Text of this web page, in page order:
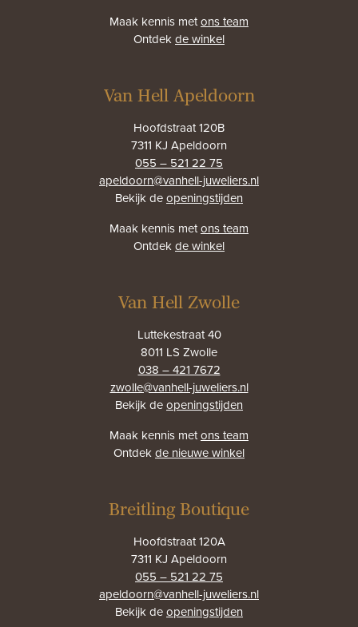
Maak kennis metons team
Ontdekde winkel
Van Hell Apeldoorn
Hoofdstraat 120B
7311 KJ Apeldoorn
055 – 521 22 75
apeldoorn@vanhell-juweliers.nl
Bekijk deopeningstijden
Maak kennis metons team
Ontdekde winkel
Van Hell Zwolle
Luttekestraat 40
8011 LS Zwolle
038 – 421 7672
zwolle@vanhell-juweliers.nl
Bekijk deopeningstijden
Maak kennis metons team
Ontdekde nieuwe winkel
Breitling Boutique
Hoofdstraat 120A
7311 KJ Apeldoorn
055 – 521 22 75
apeldoorn@vanhell-juweliers.nl
Bekijk deopeningstijden